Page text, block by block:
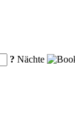
? Nächte